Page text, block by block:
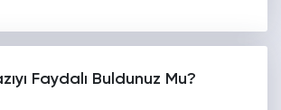
Faydalı Buldunuz Mu?